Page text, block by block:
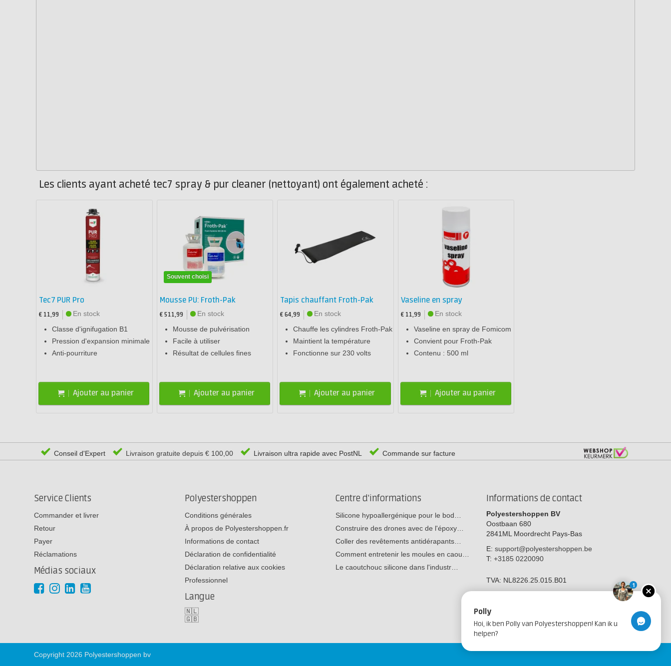
Les clients ayant acheté tec7 spray & pur cleaner (nettoyant) ont également acheté :
Tec7 PUR Pro
€ 11,99
En stock
Classe d'ignifugation B1
Pression d'expansion minimale
Anti-pourriture
Ajouter au panier
Souvent choisi
Mousse PU: Froth-Pak
€ 511,99
En stock
Mousse de pulvérisation
Facile à utiliser
Résultat de cellules fines
Ajouter au panier
Tapis chauffant Froth-Pak
€ 64,99
En stock
Chauffe les cylindres Froth-Pak
Maintient la température
Fonctionne sur 230 volts
Ajouter au panier
Vaseline en spray
€ 11,99
En stock
Vaseline en spray de Fomicom
Convient pour Froth-Pak
Contenu : 500 ml
Ajouter au panier
Conseil d'Expert Livraison gratuite depuis € 100,00 Livraison ultra rapide avec PostNL Commande sur facture
Service Clients
Commander et livrer
Retour
Payer
Réclamations
Médias sociaux
Polyestershoppen
Conditions générales
À propos de Polyestershoppen.fr
Informations de contact
Déclaration de confidentialité
Déclaration relative aux cookies
Professionnel
Langue
🇳🇱
🇬🇧
Centre d'informations
Silicone hypoallergénique pour le bod…
Construire des drones avec de l'époxy…
Coller des revêtements antidérapants…
Comment entretenir les moules en caou…
Le caoutchouc silicone dans l'industr…
Informations de contact
Polyestershoppen BV
Oostbaan 680
2841ML Moordrecht Pays-Bas
E: support@polyestershoppen.be
T: +3185 0220090
TVA: NL8226.25.015.B01
Copyright 2026 Polyestershoppen bv
1
Polly
Hoi, ik ben Polly van Polyestershoppen! Kan ik u
helpen?